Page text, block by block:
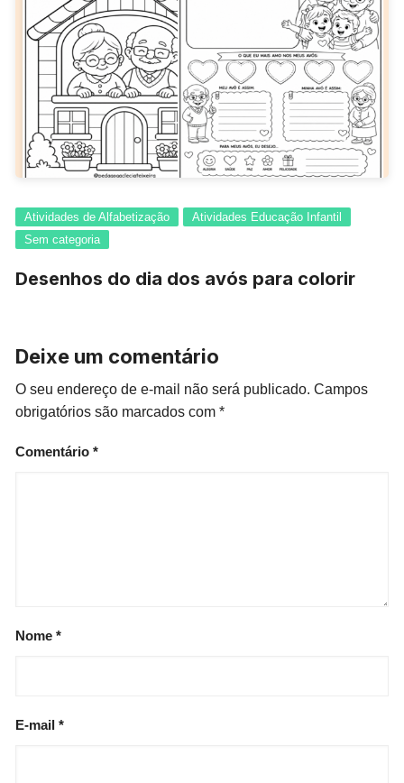
Atividades de Alfabetização
Atividades Educação Infantil
Sem categoria
Desenhos do dia dos avós para colorir
Deixe um comentário
O seu endereço de e-mail não será publicado. Campos
obrigatórios são marcados com*
Comentário*
Nome*
E-mail*